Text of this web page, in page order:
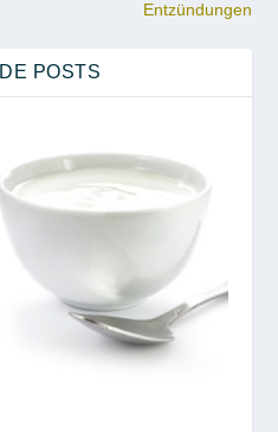
Entzündungen
POSTS